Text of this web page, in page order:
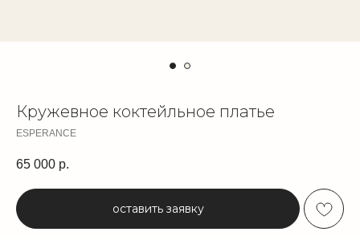
Кружевное коктейльное платье
ESPERANCE
65 000 р.
оставить заявку